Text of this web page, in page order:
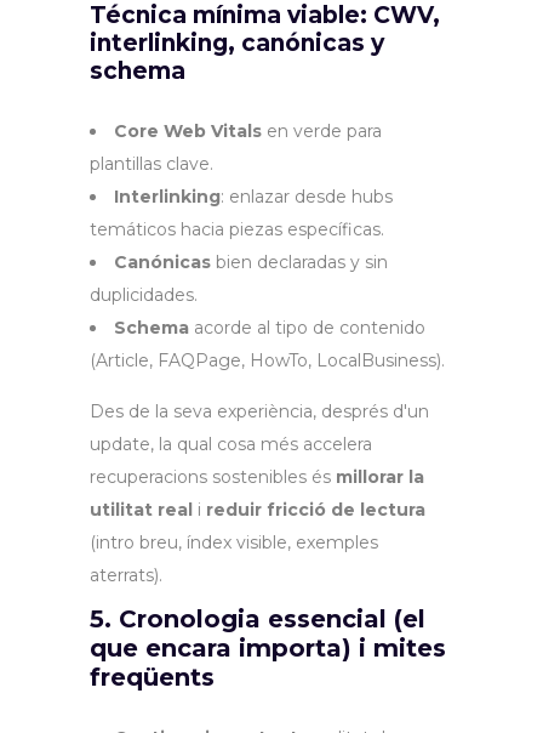
Técnica mínima viable: CWV,
interlinking, canónicas y
schema
Core Web Vitals en verde para
plantillas clave.
Interlinking: enlazar desde hubs
temáticos hacia piezas específicas.
Canónicas bien declaradas y sin
duplicidades.
Schema acorde al tipo de contenido
(Article, FAQPage, HowTo, LocalBusiness).
Des de la seva experiència, després d'un
update, la qual cosa més accelera
recuperacions sostenibles és millorar la
utilitat real i reduir fricció de lectura
(intro breu, índex visible, exemples
aterrats).
5. Cronologia essencial (el
que encara importa) i mites
freqüents